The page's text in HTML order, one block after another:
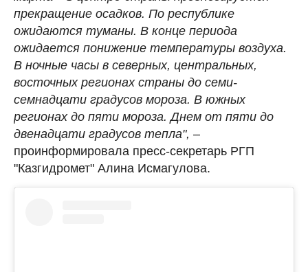
прекращение осадков. По республике
ожидаются туманы. В конце периода
ожидается понижение температуры воздуха.
В ночные часы в северных, центральных,
восточных регионах страны до семи-
семнадцати градусов мороза. В южных
регионах до пяти мороза. Днем от пяти до
двенадцати градусов тепла", –
проинформировала пресс-секретарь РГП
"Казгидромет" Алина Исмагулова.